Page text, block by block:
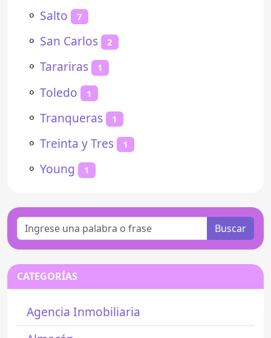
⚬ Salto 7
⚬ San Carlos 2
⚬ Tarariras 1
⚬ Toledo 1
⚬ Tranqueras 1
⚬ Treinta y Tres 1
⚬ Young 1
Buscar
CATEGORÍAS
Agencia Inmobiliaria